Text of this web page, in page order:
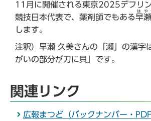
11月に開催される東京2025デフリ
競技日本代表で、薬剤師でもある早
はや
します。
注釈）早瀬 久美さんの「瀬」の漢字
がいの部分が刀に貝」です。
関連リンク
広報まつど（バックナンバー・PDF